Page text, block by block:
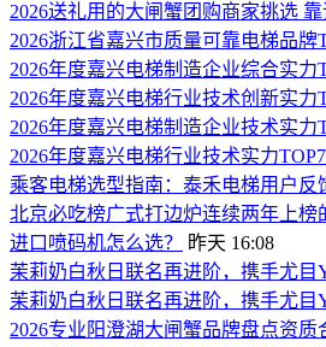
2026送礼用的大闸蟹团购商家挑选
2026浙江省嘉兴市质量可靠电梯品牌
2026年度嘉兴电梯制造企业综合实力
2026年度嘉兴电梯行业技术创新实力
2026年度嘉兴电梯制造企业技术实力
2026年度嘉兴电梯行业技术实力
乘客电梯选型指南：泰禾电梯用户反
北京必吃榜广式打边炉连续两年上榜
进口喷码机怎么选？
昨天 16:08
茉莉奶白秋日联名再进阶，携手尤
茉莉奶白秋日联名再进阶，携手尤
2026专业阳澄湖大闸蟹品牌盘点资质